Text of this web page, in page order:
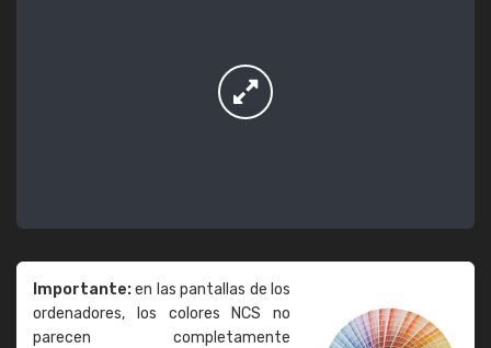
Importante:en las pantallas de los
ordenadores, los colores NCS no
parecen completamente